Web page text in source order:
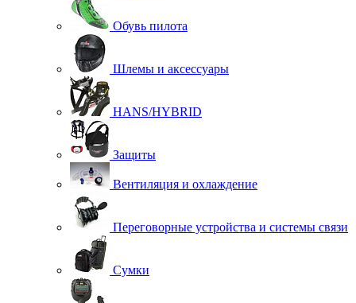
Обувь пилота
Шлемы и аксессуары
HANS/HYBRID
Защиты
Вентиляция и охлаждение
Переговорные устройства и системы связи
Сумки